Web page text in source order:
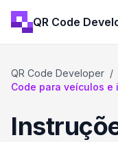
QR Code
QR Code Developer /
Code para veículos e